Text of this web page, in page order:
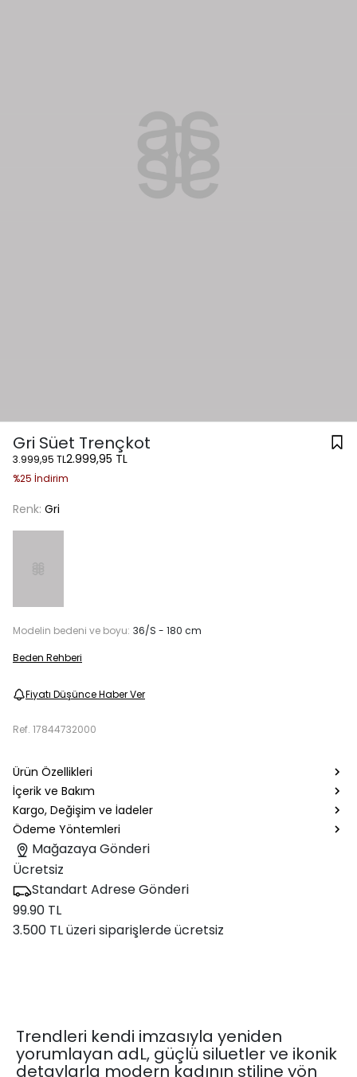
Gri Süet Trençkot
3.999,95 TL2.999,95 TL
%25 İndirim
Renk: Gri
Modelin bedeni ve boyu: 36/S - 180 cm
Beden Rehberi
Fiyatı Düşünce Haber Ver
Ref. 17844732000
Ürün Özellikleri
İçerik ve Bakım
Kargo, Değişim ve İadeler
Ödeme Yöntemleri
Mağazaya Gönderi
Ücretsiz
Standart Adrese Gönderi
99.90 TL
3.500 TL üzeri siparişlerde ücretsiz
Trendleri kendi imzasıyla yeniden
yorumlayan adL, güçlü siluetler ve ikonik
detaylarla modern kadının stiline yön